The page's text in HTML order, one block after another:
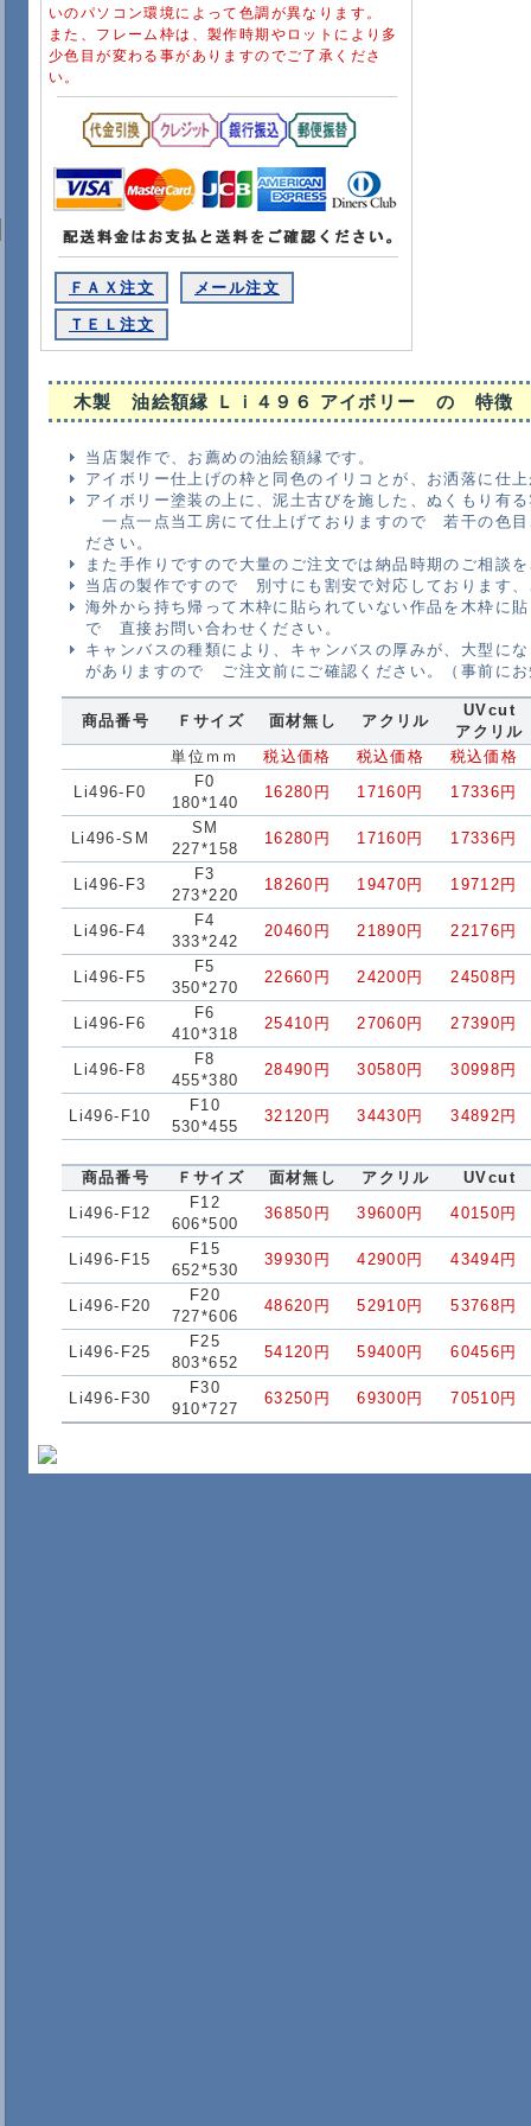
いのパソコン環境によって色調が異なります。
また、フレーム枠は、製作時期やロットにより多
少色目が変わる事がありますのでご了承くださ
い。
ＦＡＸ注文 メール注文
ＴＥＬ注文
木製 油絵額縁 Ｌｉ４９６ アイボリー の 特徴
当店製作で、お薦めの油絵額縁です。
アイボリー仕上げの枠と同色のイリコとが、お洒落に仕
アイボリー塗装の上に、泥土古びを施した、ぬくもり有
一点一点当工房にて仕上げておりますので 若干の色目
ださい。
また手作りですので大量のご注文では納品時期のご相談
当店の製作ですので 別寸にも割安で対応しております
海外から持ち帰って木枠に貼られていない作品を木枠に
で 直接お問い合わせください。
キャンバスの種類により、キャンバスの厚みが、大型に
がありますので ご注文前にご確認ください。（事前に
商品番号 Ｆサイズ 面材無し アクリル
UVcut
アクリル
単位ｍｍ
税込価格 税込価格 税込価格
Li496-F0
F0
180*140
16280円 17160円 17336円
Li496-SM
SM
227*158
16280円 17160円 17336円
Li496-F3
F3
273*220
18260円 19470円 19712円
Li496-F4
F4
333*242
20460円 21890円 22176円
Li496-F5
F5
350*270
22660円 24200円 24508円
Li496-F6
F6
410*318
25410円 27060円 27390円
Li496-F8
F8
455*380
28490円 30580円 30998円
Li496-F10
F10
530*455
32120円 34430円 34892円
商品番号 Ｆサイズ 面材無し アクリル UVcut
Li496-F12
F12
606*500
36850円 39600円 40150円
Li496-F15
F15
652*530
39930円 42900円 43494円
Li496-F20
F20
727*606
48620円 52910円 53768円
Li496-F25
F25
803*652
54120円 59400円 60456円
Li496-F30
F30
910*727
63250円 69300円 70510円